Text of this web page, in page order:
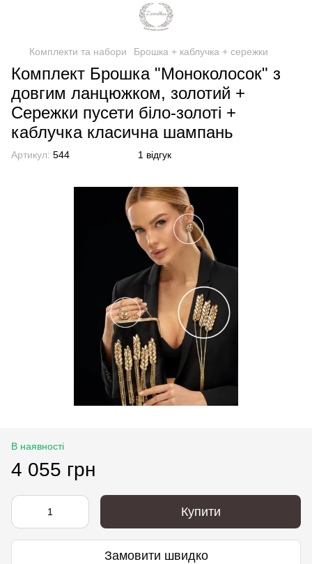
Комплекти та набори Брошка + каблучка + сережки
Комплект Брошка "Моноколосок" з
довгим ланцюжком, золотий +
Сережки пусети біло-золоті +
каблучка класична шампань
Артикул: 544 1 відгук
В наявності
4 055 грн
Купити
Замовити швидко